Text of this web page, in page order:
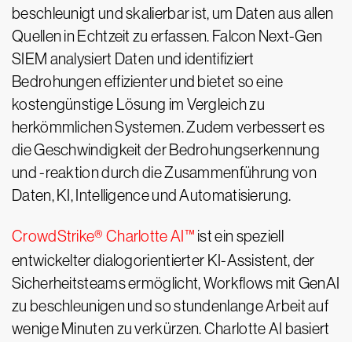
beschleunigt und skalierbar ist, um Daten aus allen
Quellen in Echtzeit zu erfassen. Falcon Next-Gen
SIEM analysiert Daten und identifiziert
Bedrohungen effizienter und bietet so eine
kostengünstige Lösung im Vergleich zu
herkömmlichen Systemen. Zudem verbessert es
die Geschwindigkeit der Bedrohungserkennung
und -reaktion durch die Zusammenführung von
Daten, KI, Intelligence und Automatisierung.
CrowdStrike® Charlotte AI™ ist ein speziell
entwickelter dialogorientierter KI-Assistent, der
Sicherheitsteams ermöglicht, Workflows mit GenAI
zu beschleunigen und so stundenlange Arbeit auf
wenige Minuten zu verkürzen. Charlotte AI basiert